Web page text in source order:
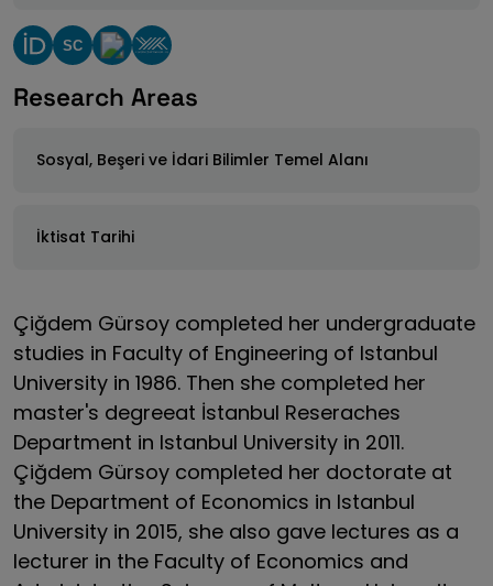
Çiğdem Gürsoy completed her undergraduate
studies in Faculty of Engineering of Istanbul
University in 1986. Then she completed her
master's degreeat İstanbul Reseraches
Department in Istanbul University in 2011.
Çiğdem Gürsoy completed her doctorate at
the Department of Economics in Istanbul
University in 2015, she also gave lectures as a
lecturer in the Faculty of Economics and
SC
Research Areas
Sosyal, Beşeri ve İdari Bilimler Temel Alanı
İktisat Tarihi